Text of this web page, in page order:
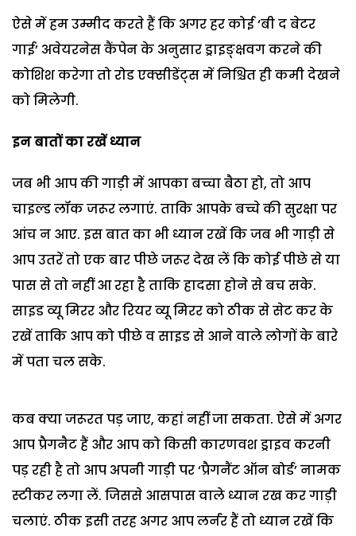
ऐसे में हम उम्मीद करते हैं कि अगर हर कोई ‘बी द बेटर
गाई’ अवेयरनेस कैंपेन के अनुसार ड्राइङ्क्षवग करने की
कोशिश करेगा तो रोड एक्सीडेंट्स में निश्चित ही कमी देखने
को मिलेगी.
इन बातों का रखें ध्यान
जब भी आप की गाड़ी में आपका बच्चा बैठा हो, तो आप
चाइल्ड लॉक जरूर लगाएं. ताकि आपके बच्चे की सुरक्षा पर
आंच न आए. इस बात का भी ध्यान रखें कि जब भी गाड़ी से
आप उतरें तो एक बार पीछे जरूर देख लें कि कोई पीछे से या
पास से तो नहीं आ रहा है ताकि हादसा होने से बच सके.
साइड व्यू मिरर और रियर व्यू मिरर को ठीक से सेट कर के
रखें ताकि आप को पीछे व साइड से आने वाले लोगों के बारे
में पता चल सके.
कब क्या जरूरत पड़ जाए, कहां नहीं जा सकता. ऐसे में अगर
आप प्रैगनैट हैं और आप को किसी कारणवश ड्राइव करनी
पड़ रही है तो आप अपनी गाड़ी पर ‘प्रैगनैंट ऑन बोर्ड’ नामक
स्टीकर लगा लें. जिससे आसपास वाले ध्यान रख कर गाड़ी
चलाएं. ठीक इसी तरह अगर आप लर्नर हैं तो ध्यान रखें कि